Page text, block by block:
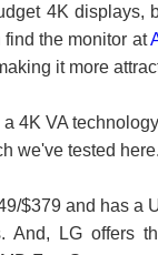
4K displays,
find the monitor at
it more
4K VA
we've tested here.
$379 and has a
And, LG offers